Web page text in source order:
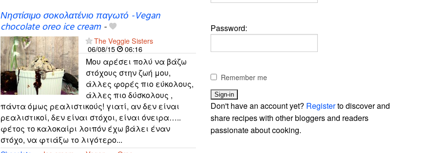
Νηστίσιμο σοκολατένιο παγωτό -Vegan
chocolate oreo ice cream-
The Veggie Sisters
06/08/15
06:16
Μου αρέσει πολύ να βάζω
στόχους στην ζωή μου,
άλλες φορές πιο εύκολους,
άλλες πιο δύσκολους ,
πάντα όμως ρεαλιστικούς! γιατί, αν δεν είναι
ρεαλιστικοί, δεν είναι στόχοι, είναι όνειρα…..
φέτος το καλοκαίρι λοιπόν έχω βάλει έναν
στόχο, να φτιάξω το λιγότερο...
Password:
Remember me
Don't have an account yet? Registerto discover and
share recipes with other bloggers and readers
passionate about cooking.